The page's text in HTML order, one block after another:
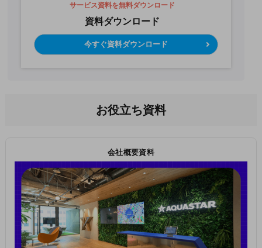
サービス資料を無料ダウンロード
資料ダウンロード
今すぐ資料ダウンロード
お役立ち資料
会社概要資料